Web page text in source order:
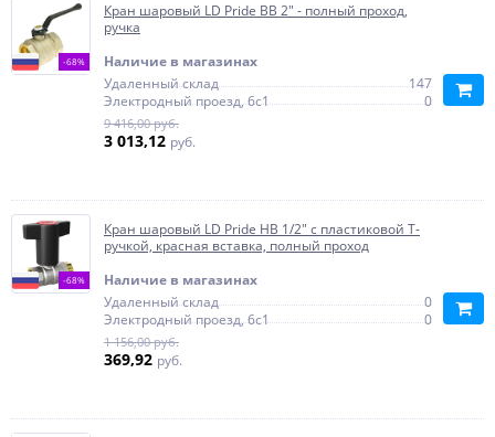
-68%
Кран шаровый LD Pride ВВ 2" - полный проход,
ручка
Наличие в магазинах
Удаленный склад
147
Электродный проезд, 6с1
0
9 416,00 руб.
3 013,12 руб.
-68%
Кран шаровый LD Pride НВ 1/2" с пластиковой T-
ручкой, красная вставка, полный проход
Наличие в магазинах
Удаленный склад
0
Электродный проезд, 6с1
0
1 156,00 руб.
369,92 руб.